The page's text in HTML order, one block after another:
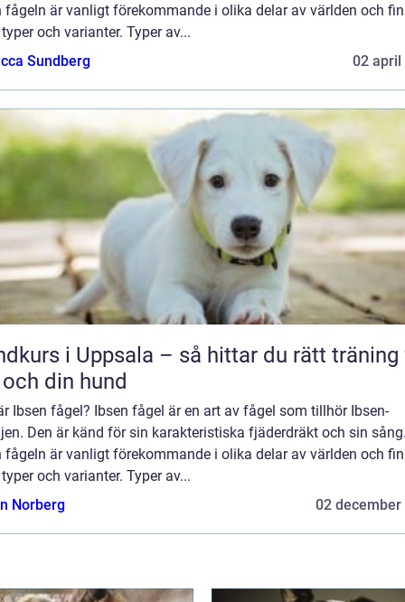
fågeln är vanligt förekommande i olika delar av världen och
och varianter. Typer av...
Sundberg
02 april
i Uppsala – så hittar du rätt träning
din hund
Ibsen fågel? Ibsen fågel är en art av fågel som tillhör Ibsen-
Den är känd för sin karakteristiska fjäderdräkt och sin
fågeln är vanligt förekommande i olika delar av världen och
och varianter. Typer av...
Norberg
02 december